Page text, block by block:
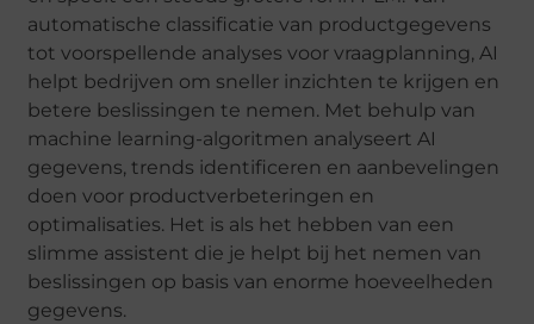
automatische classificatie van productgegevens
tot voorspellende analyses voor vraagplanning, AI
helpt bedrijven om sneller inzichten te krijgen en
betere beslissingen te nemen. Met behulp van
machine learning-algoritmen analyseert AI
gegevens, trends identificeren en aanbevelingen
doen voor productverbeteringen en
optimalisaties. Het is als het hebben van een
slimme assistent die je helpt bij het nemen van
beslissingen op basis van enorme hoeveelheden
gegevens.